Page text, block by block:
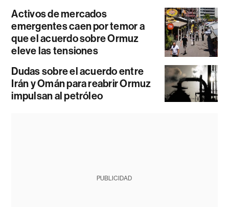
Activos de mercados
emergentes caen por temor a
que el acuerdo sobre Ormuz
eleve las tensiones
Dudas sobre el acuerdo entre
Irán y Omán para reabrir Ormuz
impulsan al petróleo
PUBLICIDAD